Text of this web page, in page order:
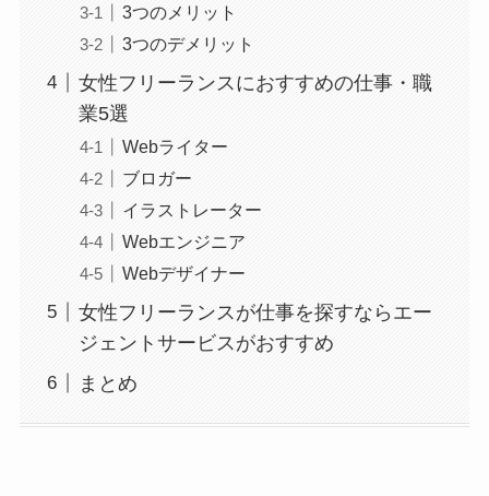
3つのメリット
3つのデメリット
女性フリーランスにおすすめの仕事・職
業5選
Webライター
ブロガー
イラストレーター
Webエンジニア
Webデザイナー
女性フリーランスが仕事を探すならエー
ジェントサービスがおすすめ
まとめ